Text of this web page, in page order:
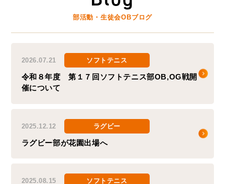
部活動・生徒会OBブログ
2026.07.21 ソフトテニス
令和８年度 第１７回ソフトテニス部OB,OG戦開
催について
2025.12.12 ラグビー
ラグビー部が花園出場へ
2025.08.15 ソフトテニス